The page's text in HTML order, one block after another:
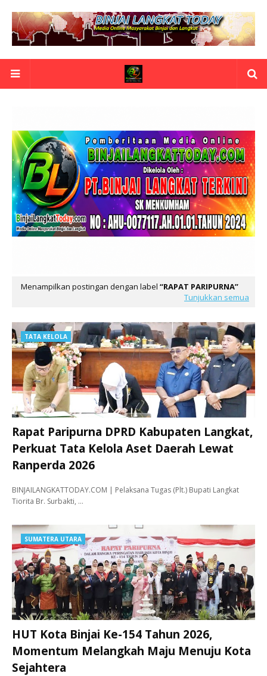
Menampilkan postingan dengan label
RAPAT PARIPURNA
Tunjukkan semua
TATA KELOLA
Rapat Paripurna DPRD Kabupaten Langkat,
Perkuat Tata Kelola Aset Daerah Lewat
Ranperda 2026
BINJAILANGKATTODAY.COM | Pelaksana Tugas (Plt.) Bupati Langkat
Tiorita Br. Surbakti, …
SUMATERA UTARA
HUT Kota Binjai Ke-154 Tahun 2026,
Momentum Melangkah Maju Menuju Kota
Sejahtera